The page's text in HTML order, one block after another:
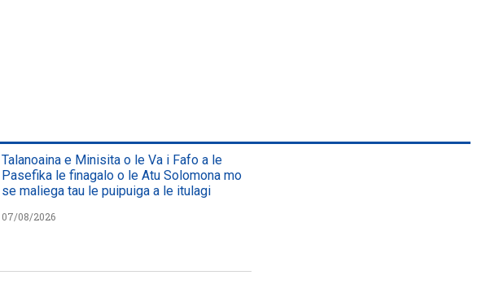
Talanoaina e Minisita o le Va i Fafo a le
Pasefika le finagalo o le Atu Solomona mo
se maliega tau le puipuiga a le itulagi
07/08/2026